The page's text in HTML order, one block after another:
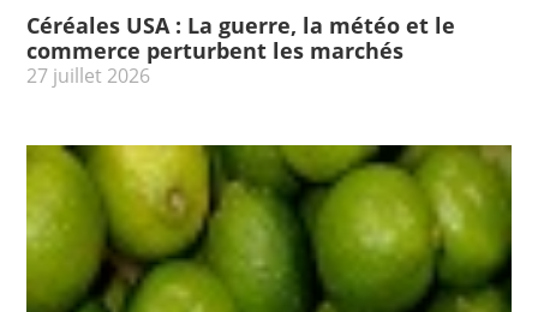
Céréales USA : La guerre, la météo et le
commerce perturbent les marchés
27 juillet 2026